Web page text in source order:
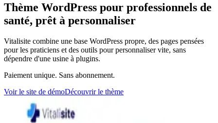
Thème WordPress pour professionnels de
santé, prêt à personnaliser
Vitalisite combine une base WordPress propre, des pages pensées
pour les praticiens et des outils pour personnaliser vite, sans
dépendre d'une usine à plugins.
Paiement unique. Sans abonnement.
Voir le site de démoDécouvrir le thème